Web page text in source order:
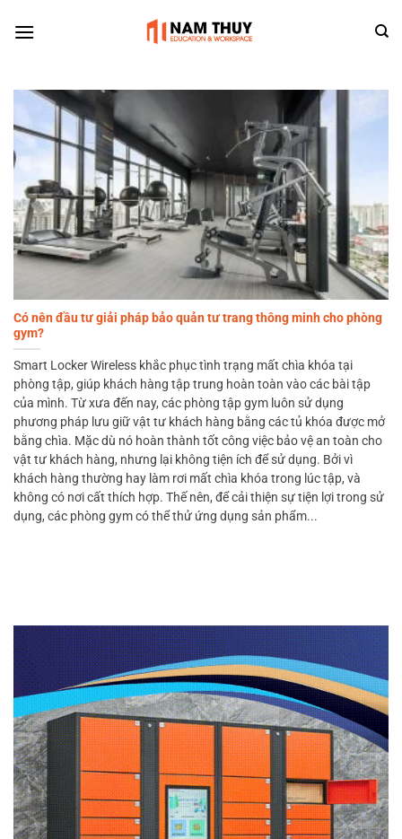
Có nên đầu tư giải pháp bảo quản tư trang thông minh cho phòng
gym?
Smart Locker Wireless khắc phục tình trạng mất chìa khóa tại
phòng tập, giúp khách hàng tập trung hoàn toàn vào các bài tập
của mình. Từ xưa đến nay, các phòng tập gym luôn sử dụng
phương pháp lưu giữ vật tư khách hàng bằng các tủ khóa được mở
bằng chìa. Mặc dù nó hoàn thành tốt công việc bảo vệ an toàn cho
vật tư khách hàng, nhưng lại không tiện ích để sử dụng. Bởi vì
khách hàng thường hay làm rơi mất chìa khóa trong lúc tập, và
không có nơi cất thích hợp. Thế nên, để cải thiện sự tiện lợi trong sử
dụng, các phòng gym có thể thử ứng dụng sản phẩm...